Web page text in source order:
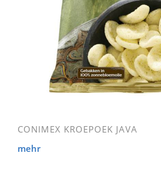
CONIMEX KROEPOEK JAVA
mehr